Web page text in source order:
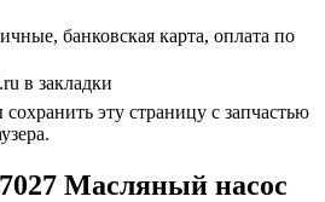
банковская карта, оплата по
в закладки
сохранить эту страницу с запчастью
Масляный насос